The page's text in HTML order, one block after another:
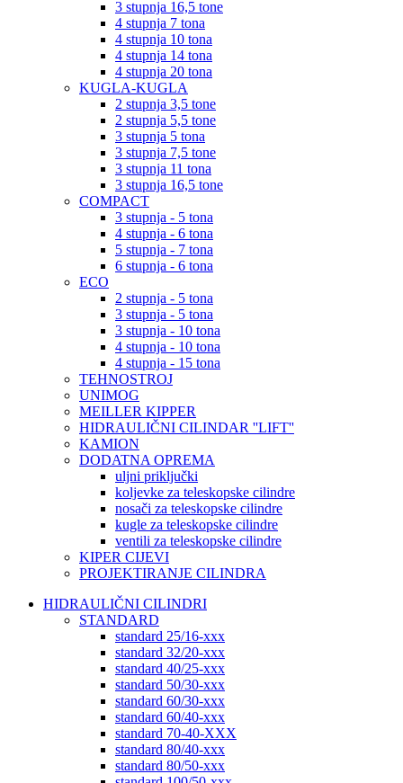
3 stupnja 16,5 tone
4 stupnja 7 tona
4 stupnja 10 tona
4 stupnja 14 tona
4 stupnja 20 tona
KUGLA-KUGLA
2 stupnja 3,5 tone
2 stupnja 5,5 tone
3 stupnja 5 tona
3 stupnja 7,5 tone
3 stupnja 11 tona
3 stupnja 16,5 tone
COMPACT
3 stupnja - 5 tona
4 stupnja - 6 tona
5 stupnja - 7 tona
6 stupnja - 6 tona
ECO
2 stupnja - 5 tona
3 stupnja - 5 tona
3 stupnja - 10 tona
4 stupnja - 10 tona
4 stupnja - 15 tona
TEHNOSTROJ
UNIMOG
MEILLER KIPPER
HIDRAULIČNI CILINDAR ''LIFT''
KAMION
DODATNA OPREMA
uljni priključki
koljevke za teleskopske cilindre
nosači za teleskopske cilindre
kugle za teleskopske cilindre
ventili za teleskopske cilindre
KIPER CIJEVI
PROJEKTIRANJE CILINDRA
HIDRAULIČNI CILINDRI
STANDARD
standard 25/16-xxx
standard 32/20-xxx
standard 40/25-xxx
standard 50/30-xxx
standard 60/30-xxx
standard 60/40-xxx
standard 70-40-XXX
standard 80/40-xxx
standard 80/50-xxx